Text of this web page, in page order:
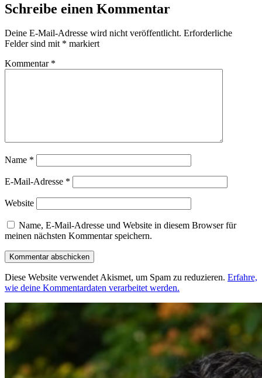
Schreibe einen Kommentar
Deine E-Mail-Adresse wird nicht veröffentlicht. Erforderliche
Felder sind mit * markiert
Kommentar *
Name *
E-Mail-Adresse *
Website
Name, E-Mail-Adresse und Website in diesem Browser für
meinen nächsten Kommentar speichern.
Diese Website verwendet Akismet, um Spam zu reduzieren. Erfahre,
wie deine Kommentardaten verarbeitet werden.